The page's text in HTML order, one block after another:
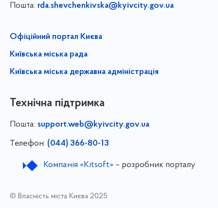
Пошта: rda.shevchenkivska@kyivcity.gov.ua
Офіційний портал Києва
Київська міська рада
Київська міська державна адміністрація
Технічна підтримка
Пошта: support.web@kyivcity.gov.ua
Телефон: (044) 366-80-13
Компанія «Kitsoft»– розробник порталу
© Власність міста Києва 2025